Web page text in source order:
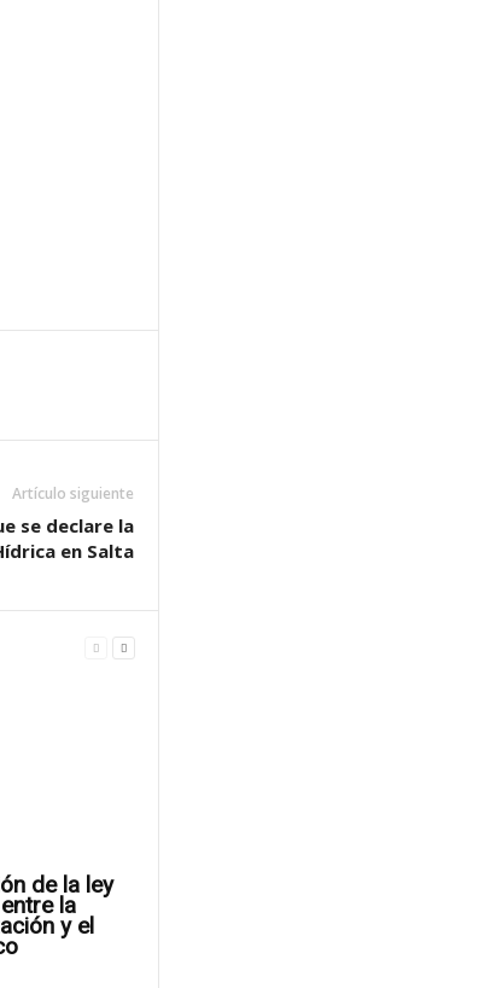
Artículo siguiente
se declare la
en Salta
de la ley
la
y el